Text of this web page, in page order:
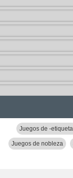
Juegos de -
Juegos de nobleza